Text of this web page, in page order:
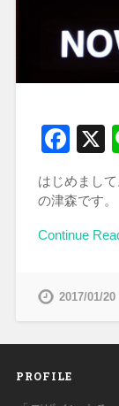
はじめまし
の津森です
Continue
2017/01/20
PROFILE